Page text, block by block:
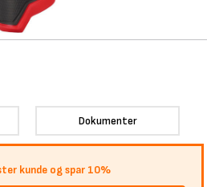
Dokumenter
kunde og spar 10%